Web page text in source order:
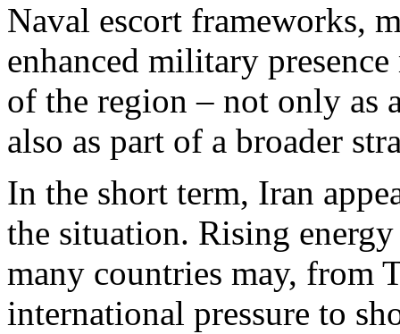
Naval escort frameworks,
enhanced military
of the region – not only as
also as part of a broader
In the short term, Iran
the situation. Rising
many countries may, from
international pressure to